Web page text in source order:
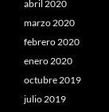
abril 2020
marzo 2020
febrero 2020
enero 2020
octubre 2019
julio 2019